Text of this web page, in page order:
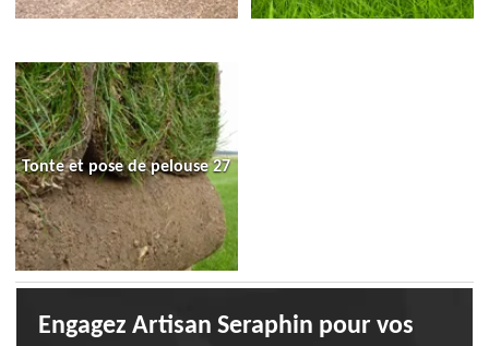
Tonte et pose de pelouse 27
Engagez Artisan Seraphin pour vos